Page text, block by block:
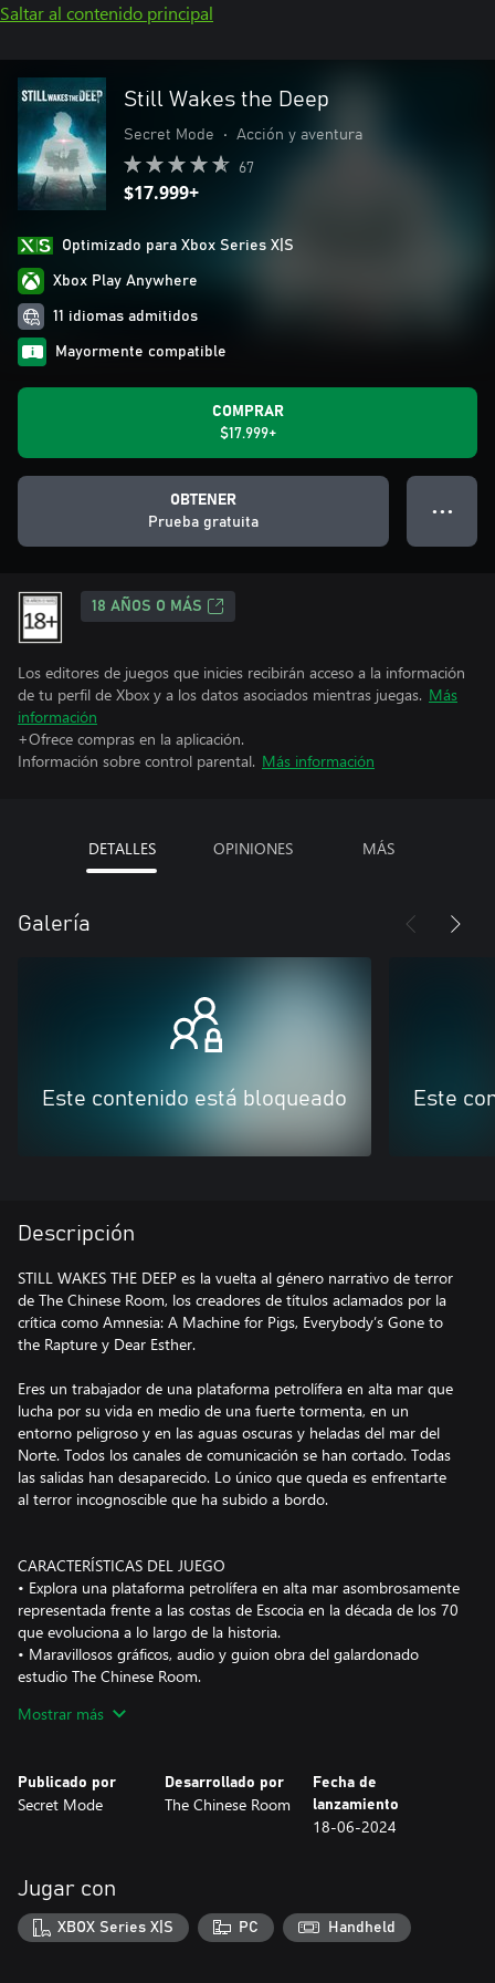
Saltar al contenido principal
Still Wakes the Deep
Secret Mode • Acción y aventura
67
$17.999+
Optimizado para Xbox Series X|S
Xbox Play Anywhere
11 idiomas admitidos
Mayormente compatible
COMPRAR
$17.999+
OBTENER
Prueba gratuita
● ● ●
18 AÑOS O MÁS
Los editores de juegos que inicies recibirán acceso a la información
de tu perfil de Xbox y a los datos asociados mientras juegas. Más
información
+Ofrece compras en la aplicación.
Información sobre control parental. Más información
DETALLES OPINIONES MÁS
Galería
Este contenido está bloqueado Este
Descripción
STILL WAKES THE DEEP es la vuelta al género narrativo de terror
de The Chinese Room, los creadores de títulos aclamados por la
crítica como Amnesia: A Machine for Pigs, Everybody’s Gone to
the Rapture y Dear Esther.
Eres un trabajador de una plataforma petrolífera en alta mar que
lucha por su vida en medio de una fuerte tormenta, en un
entorno peligroso y en las aguas oscuras y heladas del mar del
Norte. Todos los canales de comunicación se han cortado. Todas
las salidas han desaparecido. Lo único que queda es enfrentarte
al terror incognoscible que ha subido a bordo.
CARACTERÍSTICAS DEL JUEGO
• Explora una plataforma petrolífera en alta mar asombrosamente
representada frente a las costas de Escocia en la década de los 70
que evoluciona a lo largo de la historia.
• Maravillosos gráficos, audio y guion obra del galardonado
estudio The Chinese Room.
Newman, Neve McIntosh y más.
• Prepárate para una sinfonía de acción, desazón y asombro.
• La inmersiva historia de una catástrofe en una auténtica nación.
Lucha por sobrevivir en una plataforma petrolífera del mar del
Norte.
• Enfréntate a un enemigo aterrador e implacable.
Mostrar más
Publicado por
Secret Mode
Desarrollado por
The Chinese Room
Fecha de
lanzamiento
18-06-2024
Jugar con
XBOX Series X|S PC Handheld